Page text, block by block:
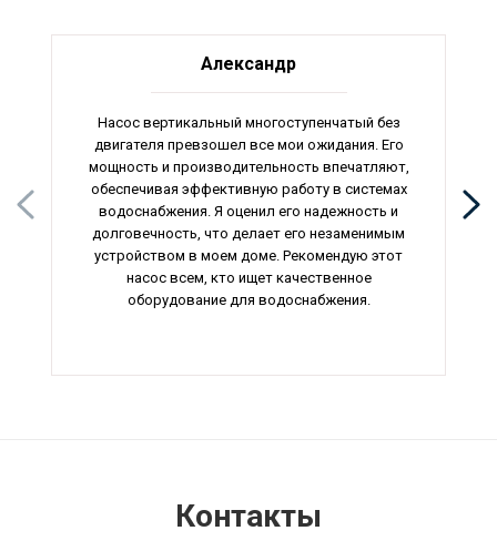
Александр
Насос вертикальный многоступенчатый без
двигателя превзошел все мои ожидания. Его
мощность и производительность впечатляют,
обеспечивая эффективную работу в системах
водоснабжения. Я оценил его надежность и
долговечность, что делает его незаменимым
устройством в моем доме. Рекомендую этот
насос всем, кто ищет качественное
оборудование для водоснабжения.
Контакты